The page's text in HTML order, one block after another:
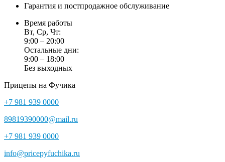
Гарантия и постпродажное обслуживание
Время работы
Вт, Ср, Чт:
9:00 – 20:00
Остальные дни:
9:00 – 18:00
Без выходных
Прицепы на Фучика
+7 981 939 0000
89819390000@mail.ru
+7 981 939 0000
info@pricepyfuchika.ru